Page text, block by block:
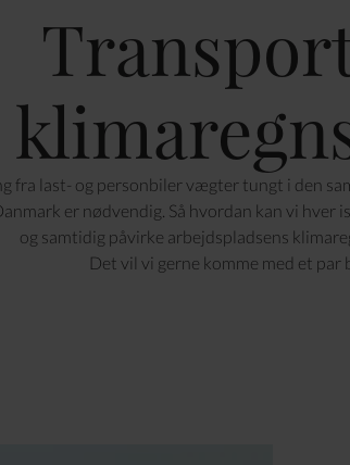
fra last- og personbiler vægter tungt i den
er nødvendig. Så hvordan kan vi
og samtidig påvirke arbejdspladsens
Det vil vi gerne komme med et par